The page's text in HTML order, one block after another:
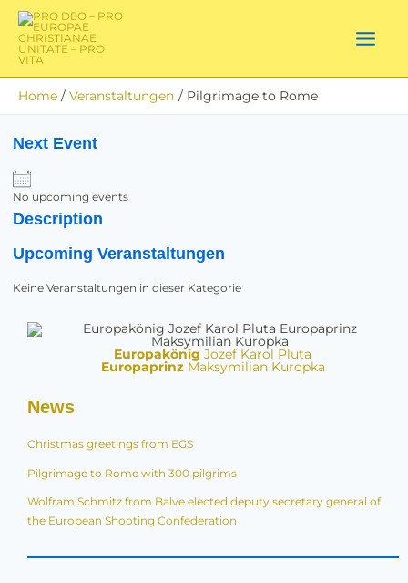
content
Home Veranstaltungen Pilgrimage to Rome
Next Event
No upcoming events
Description
Upcoming Veranstaltungen
Keine Veranstaltungen in dieser Kategorie
Europakönig Jozef Karol Pluta
EuropaprinzMaksymilian Kuropka
News
Christmas greetings from EGS
Pilgrimage to Rome with 300 pilgrims
Wolfram Schmitz from Balve elected deputy secretary general of
the European Shooting Confederation